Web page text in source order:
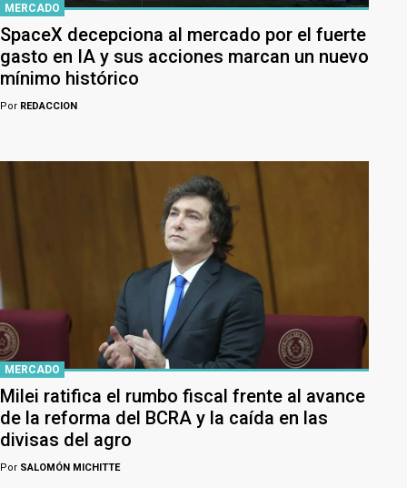
MERCADO
SpaceX decepciona al mercado por el fuerte
gasto en IA y sus acciones marcan un nuevo
mínimo histórico
Por REDACCION
MERCADO
Milei ratifica el rumbo fiscal frente al avance
de la reforma del BCRA y la caída en las
divisas del agro
Por SALOMÓN MICHITTE